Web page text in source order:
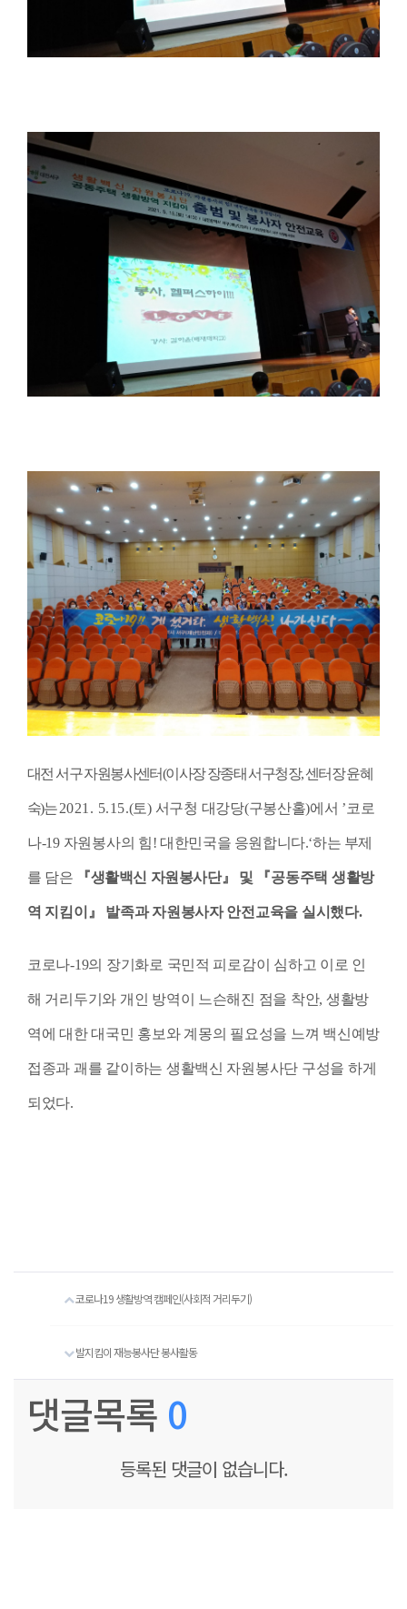
대전 서구 자원봉사센터(이사장 장종태 서구청장,센터장 윤혜
숙)는2021. 5.15.(토) 서구청 대강당(구봉산홀)에서 ’코로
나-19 자원봉사의 힘!대한민국을 응원합니다.‘하는 부제
를 담은 『생활백신 자원봉사단』 및 『공동주택 생활방
역 지킴이 』 발족과 자원봉사자 안전교육을 실시 했다.
코로나-19의 장기화로 국민적 피로감이 심하고 이로 인
해 거리두기와 개인 방역이 느슨해진 점을 착안, 생활방
역에 대한 대국민 홍보와 계몽의 필요성을 느껴 백신예방
접종과 괘를 같이하는 생활백신 자원봉사단 구성을 하게
되었다.
코로나19 생활방역 캠페인(사회적 거리두기)
발지킴이 재능봉사단 봉사활동
댓글목록 0
등록된 댓글이 없습니다.